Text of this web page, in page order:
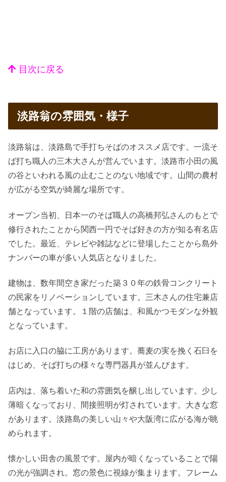
目次に戻る
淡路翁の雰囲気・様子
淡路翁は、淡路島で手打ちそばのオススメ店です。一流そ
ば打ち職人の三木大さんが営んでいます。淡路市小田の風
の谷といわれる風の止むことのない地域です。山間の農村
が広がる空気が綺麗な場所です。
オープン当初、日本一のそば職人の高橋邦弘さんのもとで
修行されたことから関西一円でそば好きの方が知る有名店
でした。最近、テレビや雑誌などに登場したことから島外
ナンバーの車が多い人気店となりました。
建物は、数年間空き家だった築３０年の鉄骨コンクリート
の民家をリノベーションしています。三木さんの住宅兼店
舗となっています。１階の店舗は、和風かつモダンな外観
となっています。
お店に入口の脇に工房があります。蕎麦の実を挽く石臼を
はじめ、そば打ちの様々な専門器具が並んびます。
店内は、落ち着いた和の雰囲気を醸し出しています。少し
薄暗くなっており、間接照明が灯されています。大きな窓
があります。淡路島の美しい山々や大阪湾に広がる海が眺
められます。
懐かしい田舎の風景です。屋内が暗くなっていることで陽
の光が強調され。窓の景色に視線が集まります。フレーム